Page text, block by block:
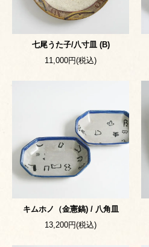
七尾うた子/八寸皿 (B)
11,000円(税込)
キムホノ（金憲鎬) / 八角皿
13,200円(税込)